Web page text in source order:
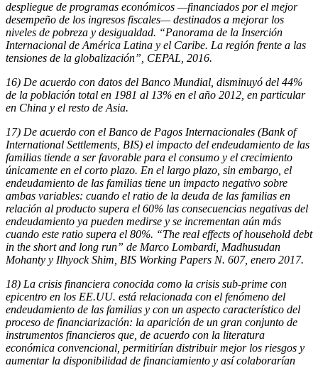
despliegue de programas económicos —financiados por el mejor
desempeño de los ingresos fiscales— destinados a mejorar los
niveles de pobreza y desigualdad. “Panorama de la Inserción
Internacional de América Latina y el Caribe. La región frente a las
tensiones de la globalización”, CEPAL, 2016.
16) De acuerdo con datos del Banco Mundial, disminuyó del 44%
de la población total en 1981 al 13% en el año 2012, en particular
en China y el resto de Asia.
17) De acuerdo con el Banco de Pagos Internacionales (Bank of
International Settlements, BIS) el impacto del endeudamiento de las
familias tiende a ser favorable para el consumo y el crecimiento
únicamente en el corto plazo. En el largo plazo, sin embargo, el
endeudamiento de las familias tiene un impacto negativo sobre
ambas variables: cuando el ratio de la deuda de las familias en
relación al producto supera el 60% las consecuencias negativas del
endeudamiento ya pueden medirse y se incrementan aún más
cuando este ratio supera el 80%. “The real effects of household debt
in the short and long run” de Marco Lombardi, Madhusudan
Mohanty y Ilhyock Shim, BIS Working Papers N. 607, enero 2017.
18) La crisis financiera conocida como la crisis sub-prime con
epicentro en los EE.UU. está relacionada con el fenómeno del
endeudamiento de las familias y con un aspecto característico del
proceso de financiarización: la aparición de un gran conjunto de
instrumentos financieros que, de acuerdo con la literatura
económica convencional, permitirían distribuir mejor los riesgos y
aumentar la disponibilidad de financiamiento y así colaborarían